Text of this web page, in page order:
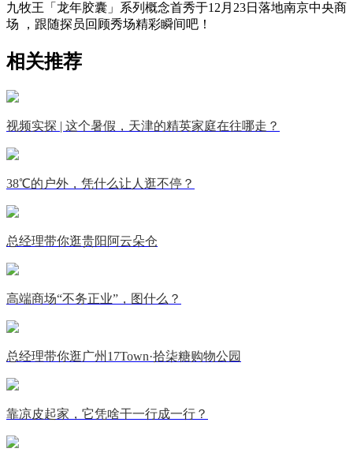
九牧王「龙年胶囊」系列概念首秀于12月23日落地南京中央商
场 ，跟随探员回顾秀场精彩瞬间吧！
相关推荐
视频实探 | 这个暑假，天津的精英家庭在往哪走？
38℃的户外，凭什么让人逛不停？
总经理带你逛贵阳阿云朵仓
高端商场“不务正业”，图什么？
总经理带你逛广州17Town·拾柒糖购物公园
靠凉皮起家，它凭啥干一行成一行？